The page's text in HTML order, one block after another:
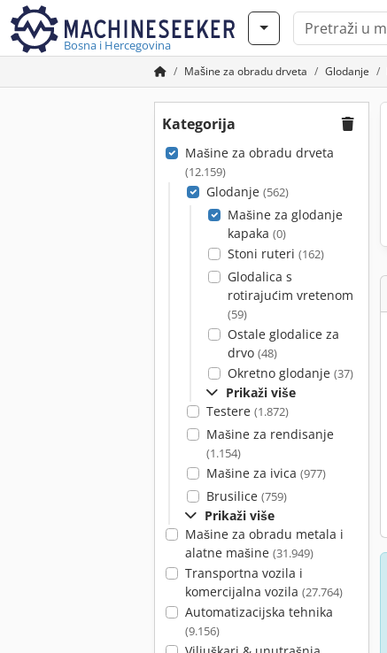
Bosna i Hercegovina
Mašine za obradu drveta Glodanje
Kategorija
Mašine za obradu drveta
(12.159)
Glodanje (562)
Mašine za glodanje
kapaka (0)
Stoni ruteri (162)
Glodalica s
rotirajućim vretenom
(59)
Ostale glodalice za
drvo (48)
Okretno glodanje (37)
Prikaži više
Testere (1.872)
Mašine za rendisanje
(1.154)
Mašine za ivica (977)
Brusilice (759)
Prikaži više
Mašine za obradu metala i
alatne mašine (31.949)
Transportna vozila i
komercijalna vozila (27.764)
Automatizacijska tehnika
(9.156)